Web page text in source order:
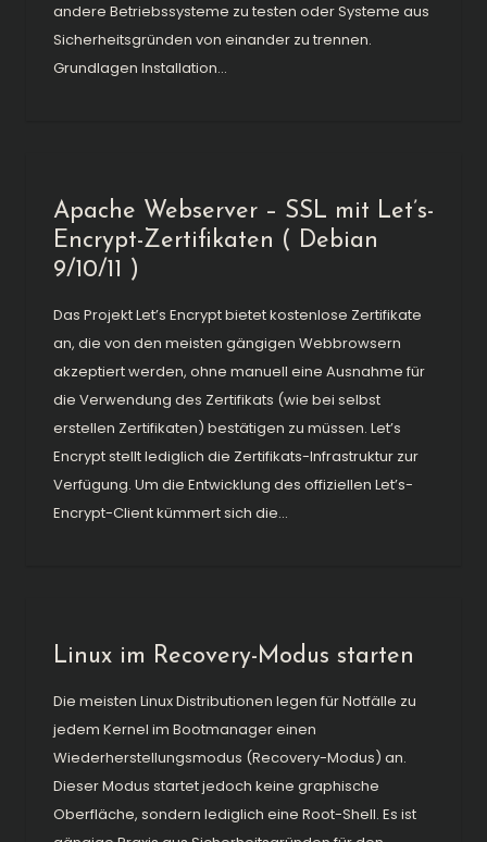
andere Betriebssysteme zu testen oder Systeme aus
Sicherheitsgründen von einander zu trennen.
Grundlagen Installation...
Apache Webserver – SSL mit Let’s-
Encrypt-Zertifikaten ( Debian
9/10/11 )
Das Projekt Let’s Encrypt bietet kostenlose Zertifikate
an, die von den meisten gängigen Webbrowsern
akzeptiert werden, ohne manuell eine Ausnahme für
die Verwendung des Zertifikats (wie bei selbst
erstellen Zertifikaten) bestätigen zu müssen. Let’s
Encrypt stellt lediglich die Zertifikats-Infrastruktur zur
Verfügung. Um die Entwicklung des offiziellen Let’s-
Encrypt-Client kümmert sich die...
Linux im Recovery-Modus starten
Die meisten Linux Distributionen legen für Notfälle zu
jedem Kernel im Bootmanager einen
Wiederherstellungsmodus (Recovery-Modus) an.
Dieser Modus startet jedoch keine graphische
Oberfläche, sondern lediglich eine Root-Shell. Es ist